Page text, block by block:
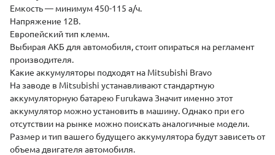
Емкость — минимум 450-115 а/ч.
Напряжение 12В.
Европейский тип клемм.
Выбирая АКБ для автомобиля, стоит опираться на регламент
производителя.
Какие аккумуляторы подходят на Mitsubishi Bravo
На заводе в Mitsubishi устанавливают стандартную
аккумуляторную батарею FurukawaЗначит именно этот
аккумулятор можно установить в машину. Однако при его
отсутствии на рынке можно поискать аналогичные модели.
Размер и тип вашего будущего аккумулятора будут зависеть от
объема двигателя автомобиля.